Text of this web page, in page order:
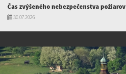
Čas zvýšeného nebezpečenstva požiarov
30.07.2026